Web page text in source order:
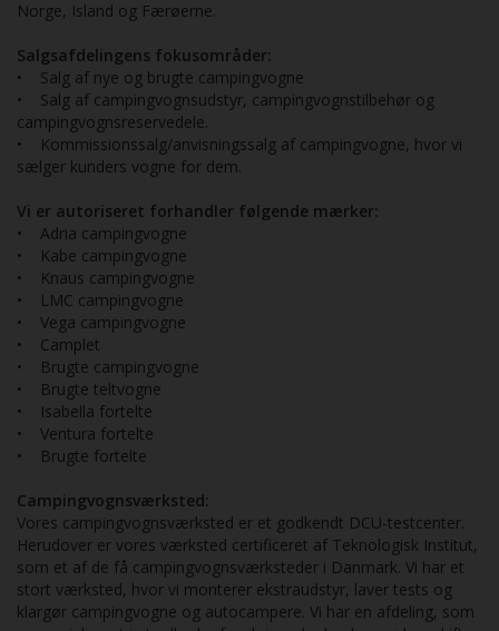
Norge, Island og Færøerne.
Salgsafdelingens fokusområder:
• Salg af nye og brugte campingvogne
• Salg af campingvognsudstyr, campingvognstilbehør og
campingvognsreservedele.
• Kommissionssalg/anvisningssalg af campingvogne, hvor vi
sælger kunders vogne for dem.
Vi er autoriseret forhandler følgende mærker:
• Adria campingvogne
• Kabe campingvogne
• Knaus campingvogne
• LMC campingvogne
• Vega campingvogne
• Camplet
• Brugte campingvogne
• Brugte teltvogne
• Isabella fortelte
• Ventura fortelte
• Brugte fortelte
Campingvognsværksted:
Vores campingvognsværksted er et godkendt DCU-testcenter.
Herudover er vores værksted certificeret af Teknologisk Institut,
som et af de få campingvognsværksteder i Danmark. Vi har et
stort værksted, hvor vi monterer ekstraudstyr, laver tests og
klargør campingvogne og autocampere. Vi har en afdeling, som